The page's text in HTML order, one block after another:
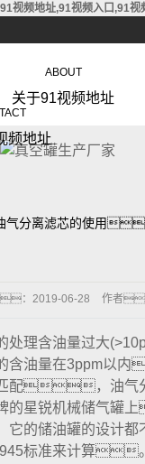
91视频地址,91视频入口,91
ABOUT
关于91视频地址
频地址
气分离滤芯的使用
： 2019-06-28 作者
处理含油量过大
含油量在3ppm以内
配，油气分
的星锐机械储气罐
储油罐的设计都
标准来计算